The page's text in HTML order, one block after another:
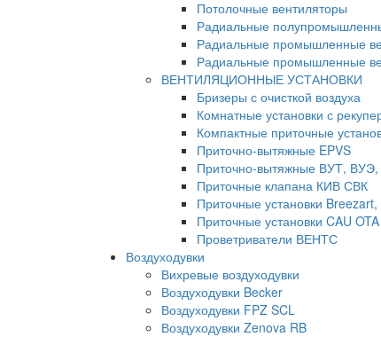
Потолочные вентиляторы
Радиальные
Радиальные промышленные
Радиальные промышленные
ВЕНТИЛЯЦИОННЫЕ УСТАНОВКИ
Бризеры с очисткой воздуха
Комнатные установки с
Компактные приточные
Приточно-вытяжные EPVS
Приточно-вытяжные ВУТ, ВУЭ,
Приточные клапана КИВ СВК
Приточные установки Breezart,
Приточные установки CAU
Проветриватели ВЕНТС
Воздуходувки
Вихревые воздуходувки
Воздуходувки Becker
Воздуходувки FPZ SCL
Воздуходувки Zenova RB